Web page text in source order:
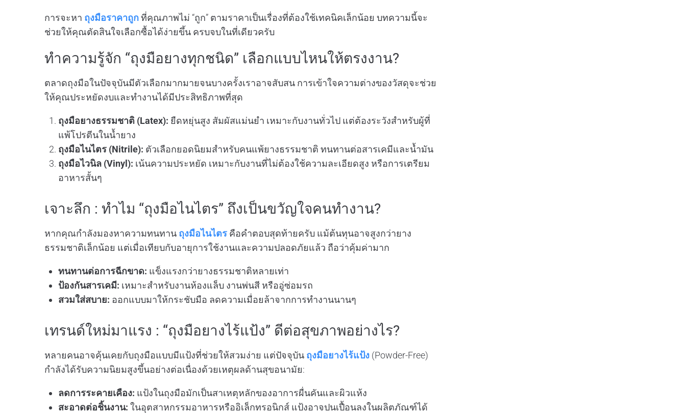
การจะหา ถุงมือราคาถูกที่คุณภาพไม่ “ถูก” ตามราคาเป็นเรื่องที่ต้องใช้เทคนิคเล็กน้อย บทความนี้จะ
ช่วยให้คุณตัดสินใจเลือกซื้อได้ง่ายขึ้น ครบจบในที่เดียวครับ
ทำความรู้จัก “ถุงมือยางทุกชนิด” เลือกแบบไหนให้ตรงงาน?
ตลาดถุงมือในปัจจุบันมีตัวเลือกมากมายจนบางครั้งเราอาจสับสน การเข้าใจความต่างของวัสดุจะช่วย
ให้คุณประหยัดงบและทำงานได้มีประสิทธิภาพที่สุด
ถุงมือยางธรรมชาติ (Latex): ยืดหยุ่นสูง สัมผัสแม่นยำ เหมาะกับงานทั่วไป แต่ต้องระวังสำหรับผู้ที่
แพ้โปรตีนในน้ำยาง
ถุงมือไนไตร (Nitrile): ตัวเลือกยอดนิยมสำหรับคนแพ้ยางธรรมชาติ ทนทานต่อสารเคมีและน้ำมัน
ถุงมือไวนิล (Vinyl): เน้นความประหยัด เหมาะกับงานที่ไม่ต้องใช้ความละเอียดสูง หรือการเตรียม
อาหารสั้นๆ
เจาะลึก : ทำไม “ถุงมือไนไตร” ถึงเป็นขวัญใจคนทำงาน?
หากคุณกำลังมองหาความทนทาน ถุงมือไนไตร คือคำตอบสุดท้ายครับ แม้ต้นทุนอาจสูงกว่ายาง
ธรรมชาติเล็กน้อย แต่เมื่อเทียบกับอายุการใช้งานและความปลอดภัยแล้ว ถือว่าคุ้มค่ามาก
ทนทานต่อการฉีกขาด: แข็งแรงกว่ายางธรรมชาติหลายเท่า
ป้องกันสารเคมี: เหมาะสำหรับงานห้องแล็บ งานพ่นสี หรืออู่ซ่อมรถ
สวมใส่สบาย: ออกแบบมาให้กระชับมือ ลดความเมื่อยล้าจากการทำงานนานๆ
เทรนด์ใหม่มาแรง : “ถุงมือยางไร้แป้ง” ดีต่อสุขภาพอย่างไร?
หลายคนอาจคุ้นเคยกับถุงมือแบบมีแป้งที่ช่วยให้สวมง่าย แต่ปัจจุบัน ถุงมือยางไร้แป้ง (Powder-Free)
กำลังได้รับความนิยมสูงขึ้นอย่างต่อเนื่องด้วยเหตุผลด้านสุขอนามัย:
ลดการระคายเคือง: แป้งในถุงมือมักเป็นสาเหตุหลักของอาการผื่นคันและผิวแห้ง
สะอาดต่อชิ้นงาน: ในอุตสาหกรรมอาหารหรืออิเล็กทรอนิกส์ แป้งอาจปนเปื้อนลงในผลิตภัณฑ์ได้